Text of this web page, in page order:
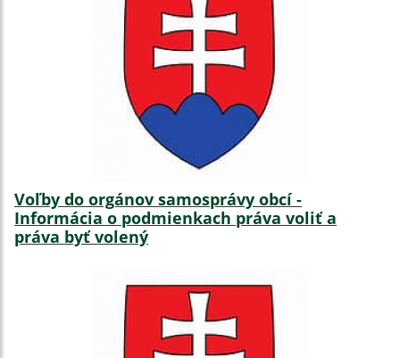
Voľby do orgánov samosprávy obcí -
Informácia o podmienkach práva voliť a
práva byť volený